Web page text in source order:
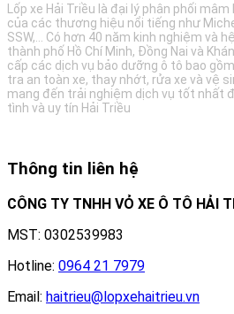
Lốp xe Hải Triều là đại lý phân phối
của các thương hiệu nổi tiếng như
SSW,... Có hơn 40 năm kinh nghiệm và
thành phố Hồ Chí Minh, Đồng Nai và
cấp các dịch vụ bảo dưỡng ô tô bao
tra an toàn xe, thay nhớt, rửa xe và vệ
mang đến trải nghiệm dịch vụ tốt nhất
tình và uy tín Hải Triều
Thông tin liên hệ
CÔNG TY TNHH VỎ XE Ô TÔ HẢI
MST: 0302539983
Hotline: 0964 21 7979
Email: haitrieu@lopxehaitrieu.vn